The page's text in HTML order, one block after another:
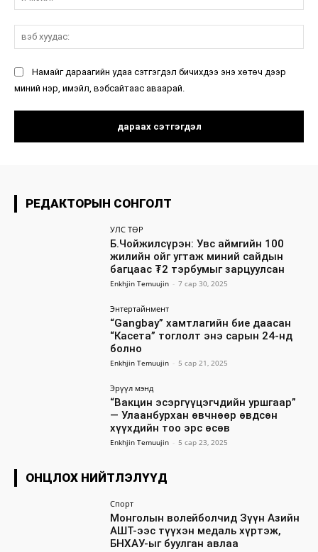
Намайг дараагийн удаа сэтгэгдэл бичихдээ энэ хөтөч дээр
миний нэр, имэйл, вэбсайтаас аваарай.
РЕДАКТОРЫН СОНГОЛТ
УЛС ТӨР
Б.Чойжилсүрэн: Увс аймгийн 100
жилийн ойг угтаж миний сайдын
багцаас ₮2 тэрбумыг зарцуулсан
Enkhjin Temuujin - 7 сар 30, 2025
Энтертайнмент
“Gangbay” хамтлагийн бие даасан
“Касета” тоглолт энэ сарын 24-нд
болно
Enkhjin Temuujin - 5 сар 21, 2025
Эрүүл мэнд
“Вакцин эсэргүүцэгчдийн уршгаар”
— Улаанбурхан өвчнөөр өвдсөн
хүүхдийн тоо эрс өсөв
Enkhjin Temuujin - 5 сар 23, 2025
ОНЦЛОХ НИЙТЛЭЛҮҮД
Спорт
Монголын волейболчид Зүүн Азийн
АШТ-ээс түүхэн медаль хүртэж,
БНХАУ-ыг буулган авлаа